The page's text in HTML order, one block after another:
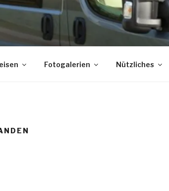
Fotogalerien Nützliches